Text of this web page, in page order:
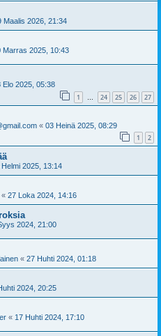
Maalis 2026, 21:34
Marras 2025, 10:43
Elo 2025, 05:38
1 … 24 25 26 27
« 03 Heinä 2025, 08:29
1 2
Helmi 2025, 13:14
« 27 Loka 2024, 14:16
2024, 21:00
« 27 Huhti 2024, 01:18
2024, 20:25
« 17 Huhti 2024, 17:10